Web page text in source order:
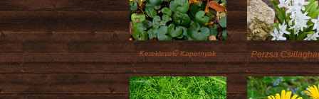
Kereklevelű Kapotnyak Perzsa